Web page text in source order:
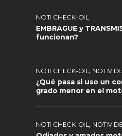
NOTI CHECK-OIL
EMBRAGUE y
funcionan?
NOTI CHECK-OIL ,
¿Qué pasa si uso un
grado menor en el
NOTI CHECK-OIL ,